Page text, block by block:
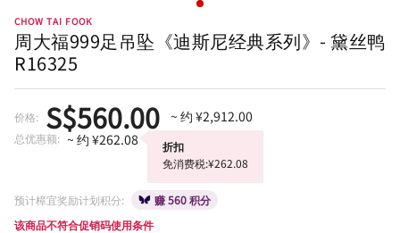
CHOW TAI FOOK
周大福999足吊坠《迪斯尼经典系列》- 黛丝鸭
R16325
价格: S$560.00 ~ 约 ¥2,912.00
总优惠额: ~ 约 ¥262.08
折扣
免消费税:¥262.08
预计樟宜奖励计划积分:
赚 560 积分
该商品不符合促销码使用条件